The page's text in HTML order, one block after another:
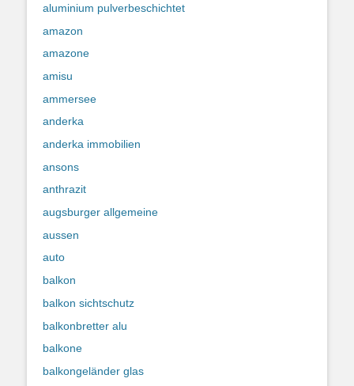
aluminium pulverbeschichtet
amazon
amazone
amisu
ammersee
anderka
anderka immobilien
ansons
anthrazit
augsburger allgemeine
aussen
auto
balkon
balkon sichtschutz
balkonbretter alu
balkone
balkongeländer glas